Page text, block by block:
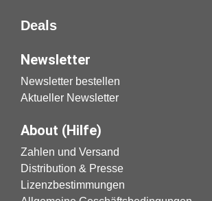
Deals
Newsletter
Newsletter bestellen
Aktueller Newsletter
About (Hilfe)
Zahlen und Versand
Distribution & Presse
Lizenzbestimmungen